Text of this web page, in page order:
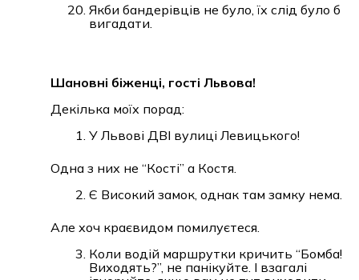
Якби бандерівців не було, їх слід було б
вигадати.
Шановні біженці, гості Львова!
Декілька моїх порад:
У Львові ДВІ вулиці Левицького!
Одна з них не “Кості” а Костя.
Є Високий замок, однак там замку нема.
Але хоч краєвидом помилуєтеся.
Коли водій маршрутки кричить “Бомба!
Виходять?”, не панікуйте. І взагалі